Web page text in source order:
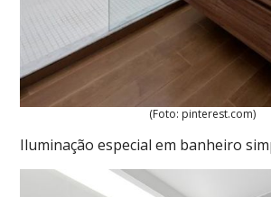
(Foto: pinterest.com)
Iluminação especial em banheiro